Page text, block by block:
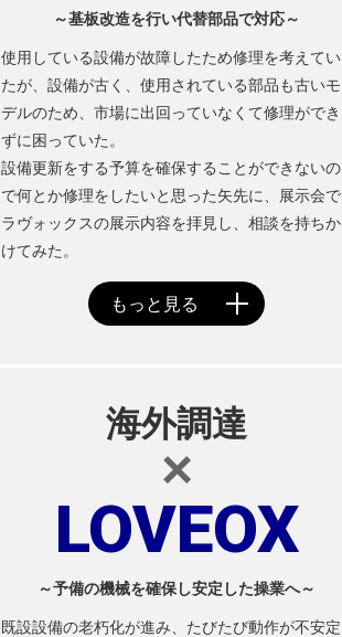
～基板改造を行い代替部品で対応～
使用している設備が故障したため修理を考えてい
たが、設備が古く、使用されている部品も古いモ
デルのため、市場に出回っていなくて修理ができ
ずに困っていた。
設備更新をする予算を確保することができないの
で何とか修理をしたいと思った矢先に、展示会で
ラヴォックスの展示内容を拝見し、相談を持ちか
けてみた。
海外調達
×
LOVEOX
～予備の機械を確保し安定した操業へ～
既設設備の老朽化が進み、たびたび動作が不安定